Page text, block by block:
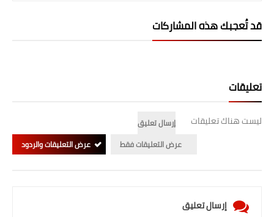
قد تُعجبك هذه المشاركات
تعليقات
ليست هناك تعليقات
إرسال تعليق
عرض التعليقات فقط
عرض التعليقات والردود
إرسال تعليق